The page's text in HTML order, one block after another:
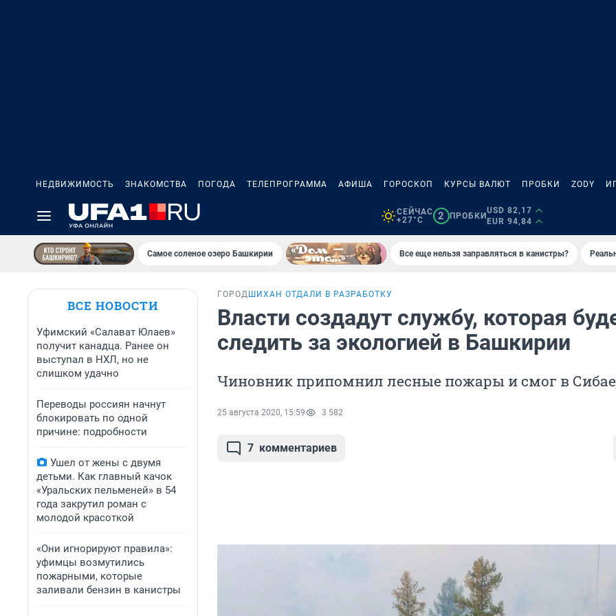
НЕДВИЖИМОСТЬ ЗНАКОМСТВА ПОГОДА ТЕЛЕПРОГРАММА АФИША ГОРОСКОП КУРСЫ ВАЛЮТ ПРОБКИ ZODY
СЕЙЧАС
+27°C
2 ПРОБКИ
USD 82,17
EUR 94,84
Самое соленое озеро Башкирии Все еще нельзя заправляться в канистры?
ВСЕ НОВОСТИ
Уфимский «Салават Юлаев»
получит канадца. Ранее он
выступал в НХЛ, но не
слишком удачно
Переводы россиян начнут
блокировать по одной
причине: подробности
Ушел от жены с двумя
детьми. Как главный качок
«Уральских пельменей» в 54
года закрутил роман с
молодой красоткой
«Они игнорируют правила»:
уфимцы возмутились
пожарными, которые
заливали бензин в канистры
ГОРОД ШИХАН ОТДАЛИ В РАЗРАБОТКУ
Власти создадут службу, которая
следить за экологией в Башкирии
Чиновник припомнил лесные пожары и смог в Сибае
25 августа 2020, 15:59 3 582
7 комментариев